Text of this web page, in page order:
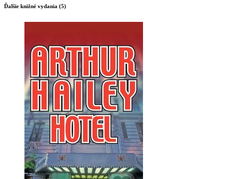
Ďalšie knižné vydania (5)